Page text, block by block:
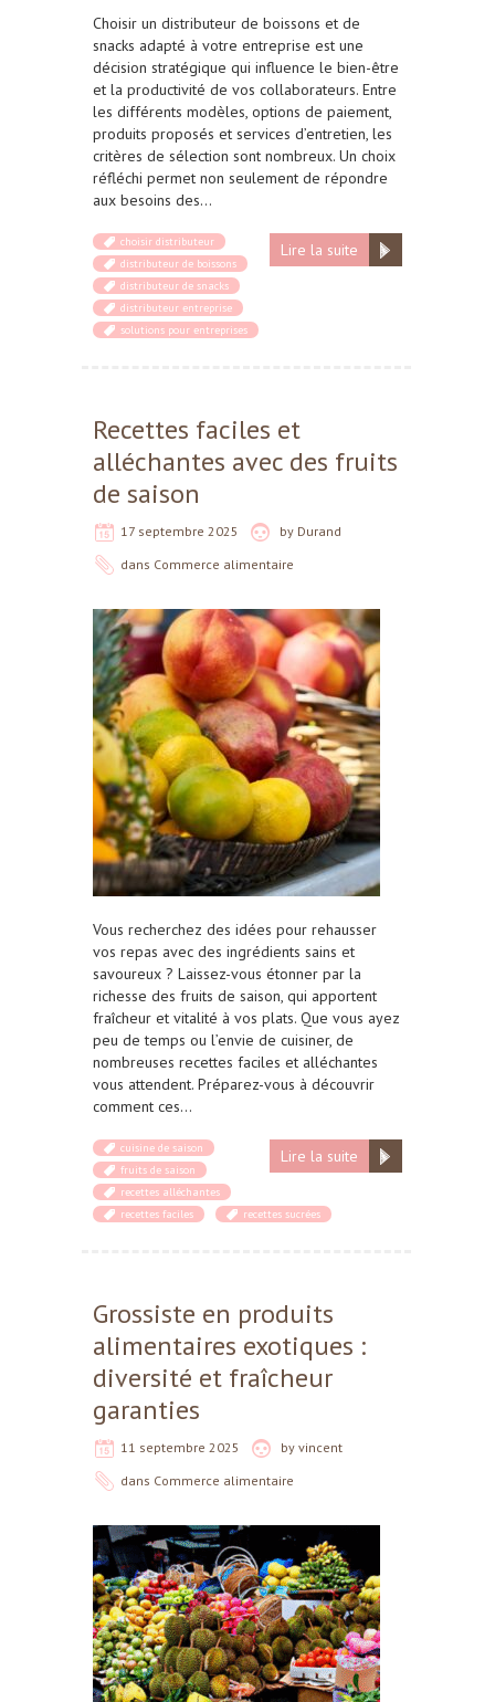
Choisir un distributeur de boissons et de
snacks adapté à votre entreprise est une
décision stratégique qui influence le bien-être
et la productivité de vos collaborateurs. Entre
les différents modèles, options de paiement,
produits proposés et services d’entretien, les
critères de sélection sont nombreux. Un choix
réfléchi permet non seulement de répondre
aux besoins des…
Lire la suite
choisir distributeur
distributeur de boissons
distributeur de snacks
distributeur entreprise
solutions pour entreprises
Recettes faciles et
alléchantes avec des fruits
de saison
17 septembre 2025 by Durand
dans Commerce alimentaire
Vous recherchez des idées pour rehausser
vos repas avec des ingrédients sains et
savoureux ? Laissez-vous étonner par la
richesse des fruits de saison, qui apportent
fraîcheur et vitalité à vos plats. Que vous ayez
peu de temps ou l’envie de cuisiner, de
nombreuses recettes faciles et alléchantes
vous attendent. Préparez-vous à découvrir
comment ces…
Lire la suite
cuisine de saison
fruits de saison
recettes alléchantes
recettes faciles
recettes sucrées
Grossiste en produits
alimentaires exotiques :
diversité et fraîcheur
garanties
11 septembre 2025 by vincent
dans Commerce alimentaire